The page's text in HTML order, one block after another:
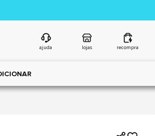
ajuda lojas recompra